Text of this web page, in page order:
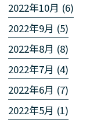
2022年10月 (6)
2022年9月 (5)
2022年8月 (8)
2022年7月 (4)
2022年6月 (7)
2022年5月 (1)